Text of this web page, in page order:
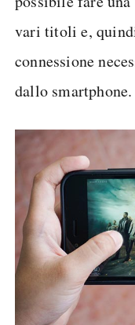
vari titoli e,
connessione
dallo smartphone.